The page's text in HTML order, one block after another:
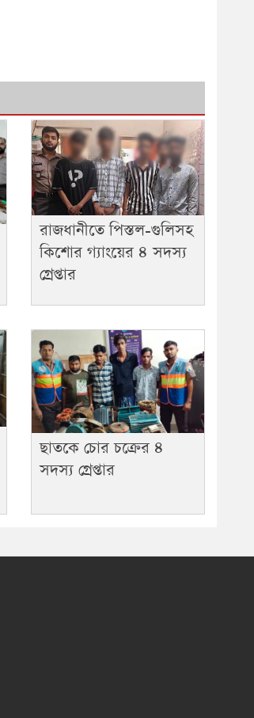
রাজধানীতে পিস্তল-গুলিসহ
কিশোর গ্যাংয়ের ৪ সদস্য
গ্রেপ্তার
ছাতকে চোর চক্রের ৪
সদস্য গ্রেপ্তার